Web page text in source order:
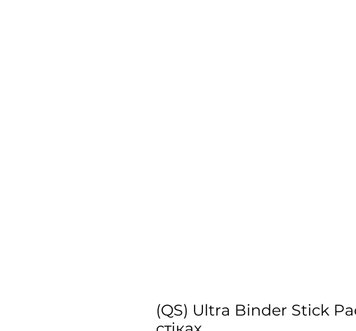
(QS) Ultra Binder Stick